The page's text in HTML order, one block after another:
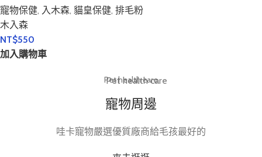
寵物保健, 入木森, 貓皇保健, 排毛粉
木入森
NT$550
加入購物車
Pet health care
Pet health care
寵物周邊
哇卡寵物嚴選優質廠商給毛孩最好的